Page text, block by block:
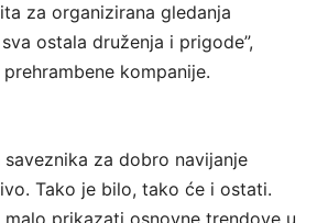
za organizirana gledanja
ostala druženja i prigode”,
kompanije.
za dobro navijanje
Tako je bilo, tako će i ostati.